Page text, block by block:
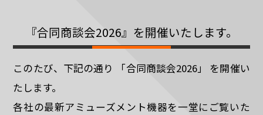
『合同商談会2026』を開催いたします。
このたび、下記の通り 「合同商談会2026」 を開催い
たします。
各社の最新アミューズメント機器を一堂にご覧いた